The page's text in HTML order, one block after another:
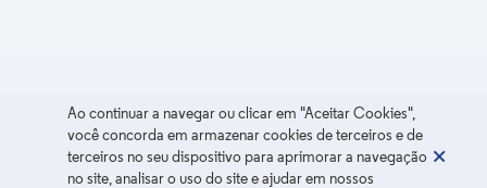
Ao continuar a navegar ou clicar em "Aceitar Cookies",
você concorda em armazenar cookies de terceiros e de
terceiros no seu dispositivo para aprimorar a navegação
no site, analisar o uso do site e ajudar em nossos